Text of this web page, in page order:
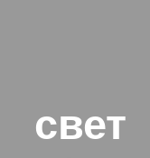
свет